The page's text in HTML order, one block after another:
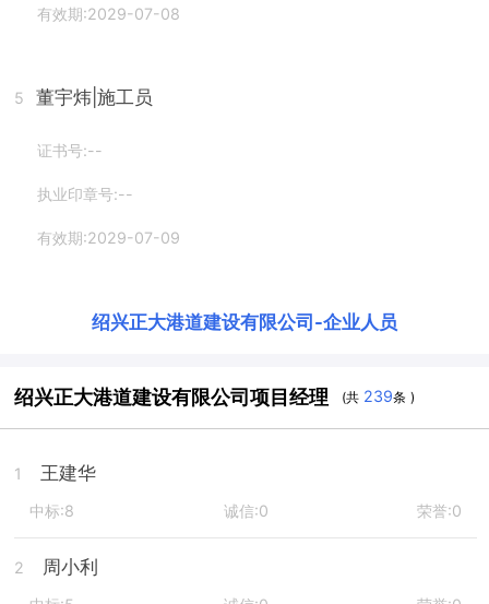
有效期:2029-07-08
5 董宇炜 |施工员
证书号:--
执业印章号:--
有效期:2029-07-09
绍兴正大港道建设有限公司 -企业人员
绍兴正大港道建设有限公司项目经理 (共 239条 )
1 王建华
中标:8 诚信:0 荣誉:0
2 周小利